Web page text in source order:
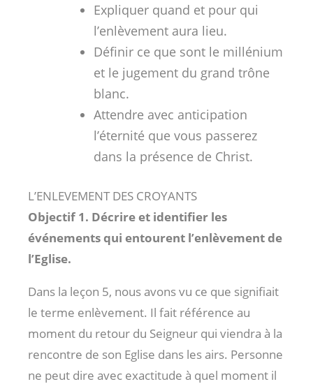
Expliquer quand et pour qui
l’enlèvement aura lieu.
Définir ce que sont le millénium
et le jugement du grand trône
blanc.
Attendre avec anticipation
l’éternité que vous passerez
dans la présence de Christ.
L’ENLEVEMENT DES CROYANTS
Objectif 1. Décrire et identifier les
événements qui entourent l’enlèvement de
l’Eglise.
Dans la leçon 5, nous avons vu ce que signifiait
le terme enlèvement. Il fait référence au
moment du retour du Seigneur qui viendra à la
rencontre de son Eglise dans les airs. Personne
ne peut dire avec exactitude à quel moment il